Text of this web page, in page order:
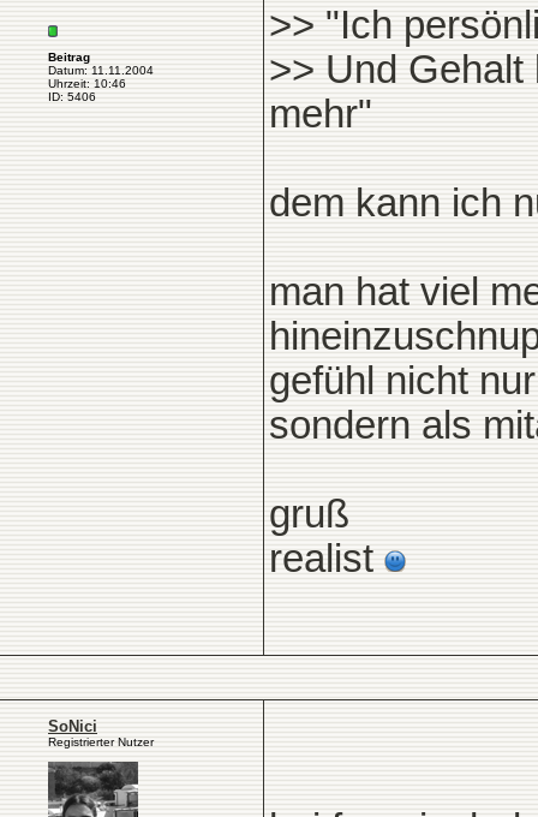
Beitrag
Datum: 11.11.2004
Uhrzeit: 10:46
ID: 5406
>> "Ich
>> Und
mehr"
dem kann ich
man hat viel
gefühl nicht
sondern als
gruß
realist
SoNici
Registrierter Nutzer